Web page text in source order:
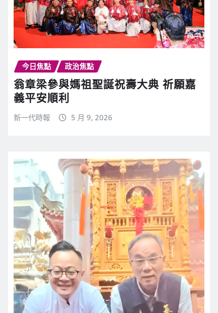
今日焦點 政治焦點
翁章梁參與媽祖聖誕祝壽大典 祈願嘉
義平安順利
新一代時報 5 月 9, 2026